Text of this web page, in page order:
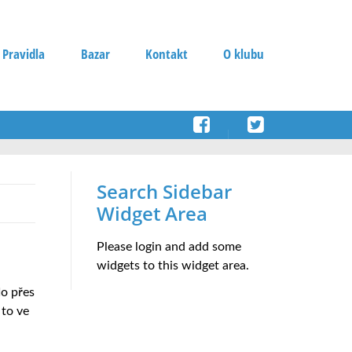
Bazar Kontakt O klubu
přes
ve
Search Sidebar
Widget Area
Please login and add some
widgets to this widget area.